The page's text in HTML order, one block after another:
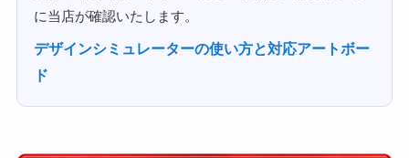
に当店が確認いたします。
デザインシミュレーターの使い方と対応アートボー
ド